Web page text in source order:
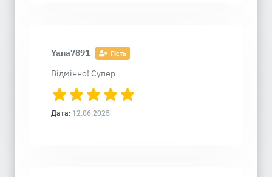
Yana7891 Гість
Відмінно! Супер
Дата: 12.06.2025